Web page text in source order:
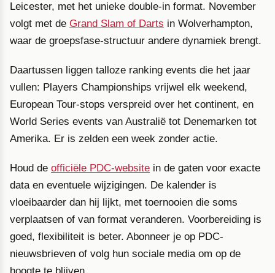
Leicester, met het unieke double-in format. November
volgt met de Grand Slam of Darts in Wolverhampton,
waar de groepsfase-structuur andere dynamiek brengt.
Daartussen liggen talloze ranking events die het jaar
vullen: Players Championships vrijwel elk weekend,
European Tour-stops verspreid over het continent, en
World Series events van Australië tot Denemarken tot
Amerika. Er is zelden een week zonder actie.
Houd de officiële PDC-website in de gaten voor exacte
data en eventuele wijzigingen. De kalender is
vloeibaarder dan hij lijkt, met toernooien die soms
verplaatsen of van format veranderen. Voorbereiding is
goed, flexibiliteit is beter. Abonneer je op PDC-
nieuwsbrieven of volg hun sociale media om op de